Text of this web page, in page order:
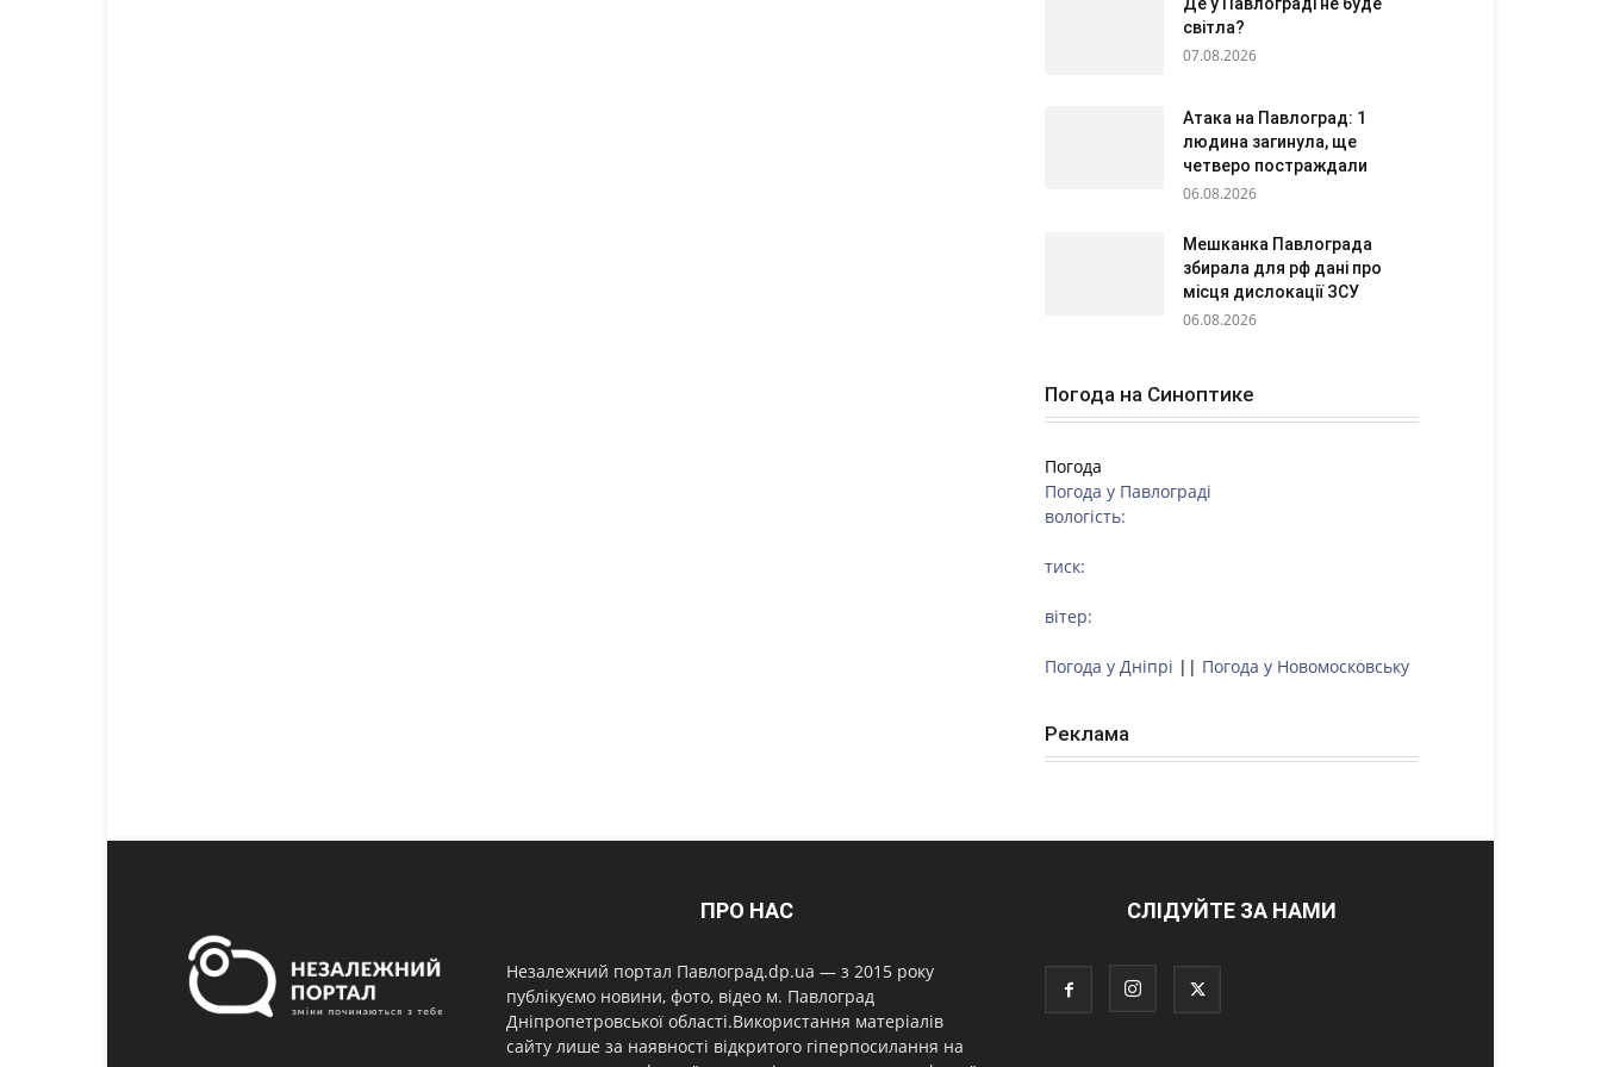
світла?
07.08.2026
Атака на Павлоград: 1
людина загинула, ще
четверо постраждали
06.08.2026
Мешканка Павлограда
збирала для рф дані про
місця дислокації ЗСУ
06.08.2026
Погода на Синоптике
Погода
Погода у Павлограді
вологість:
тиск:
вітер:
Погода у Дніпрі || Погода у Новомосковську
Реклама
ПРО НАС
Незалежний портал Павлоград.dp.ua — з 2015 року
публікуємо новини, фото, відео м. Павлоград
Дніпропетровської області.Використання матеріалів
сайту лише за наявності відкритого гіперпосилання на
СЛІДУЙТЕ ЗА НАМИ